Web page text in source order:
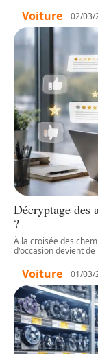
Voiture 02/03/
Décryptage des
?
À la croisée des
d'occasion devient
Voiture 01/03/